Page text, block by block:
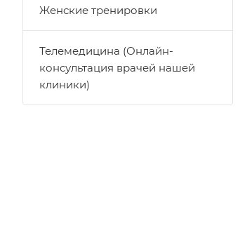
Женские тренировки
Телемедицина (Онлайн-
консультация врачей нашей
клиники)